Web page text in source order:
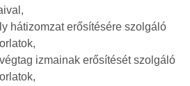
hátizomzat erősítésére szolgáló
izmainak erősítését szolgáló